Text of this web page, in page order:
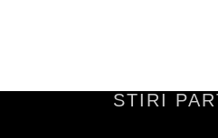
STIRI